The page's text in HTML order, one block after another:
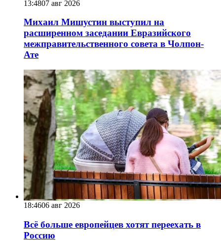
13:4807 авг 2026
Михаил Мишустин выступил на
расширенном заседании Евразийского
межправительственного совета в Чолпон-
Ате
18:4606 авг 2026
Всё больше европейцев хотят переехать в
Россию